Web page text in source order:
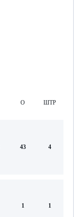
О ШТР
43 4
1 1